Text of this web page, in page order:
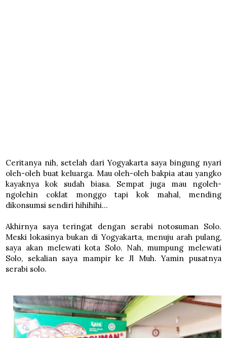
Ceritanya nih, setelah dari Yogyakarta saya bingung nyari
oleh-oleh buat keluarga. Mau oleh-oleh bakpia atau yangko
kayaknya kok sudah biasa. Sempat juga mau ngoleh-
ngolehin coklat monggo tapi kok mahal, mending
dikonsumsi sendiri hihihihi...
Akhirnya saya teringat dengan serabi notosuman Solo.
Meski lokasinya bukan di Yogyakarta, menuju arah pulang,
saya akan melewati kota Solo. Nah, mumpung melewati
Solo, sekalian saya mampir ke Jl Muh. Yamin pusatnya
serabi solo.